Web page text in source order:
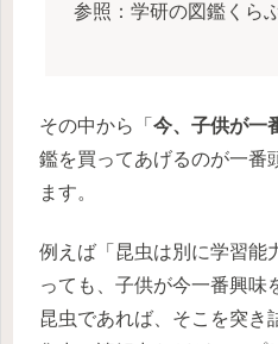
参照：学研の図鑑くら
その中から「 今、子供が一
鑑を買ってあげるのが一番
ます。
例えば「昆虫は別に学習能
っても、子供が今一番興味
昆虫であれば、そこを突き